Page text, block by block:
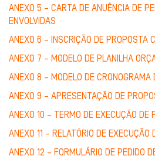
ANEXO 5 – CARTA DE ANUÊNCIA DE
ENVOLVIDAS
ANEXO 6 – INSCRIÇÃO DE PROPOSTA
ANEXO 7 – MODELO DE PLANILHA
ANEXO 8 – MODELO DE CRONOGRAMA
ANEXO 9 – APRESENTAÇÃO DE
ANEXO 10 – TERMO DE EXECUÇÃO DE
ANEXO 11 – RELATÓRIO DE EXECUÇÃO
ANEXO 12 – FORMULÁRIO DE PEDIDO